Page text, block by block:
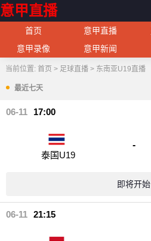
意甲直播
首页 意甲直播
意甲录像
意甲新闻
当前位置: 首页 > 足球直播> 东南亚U19直播
最近七天
17:00
06-11
泰国U19
-
即将开始
21:15
06-11